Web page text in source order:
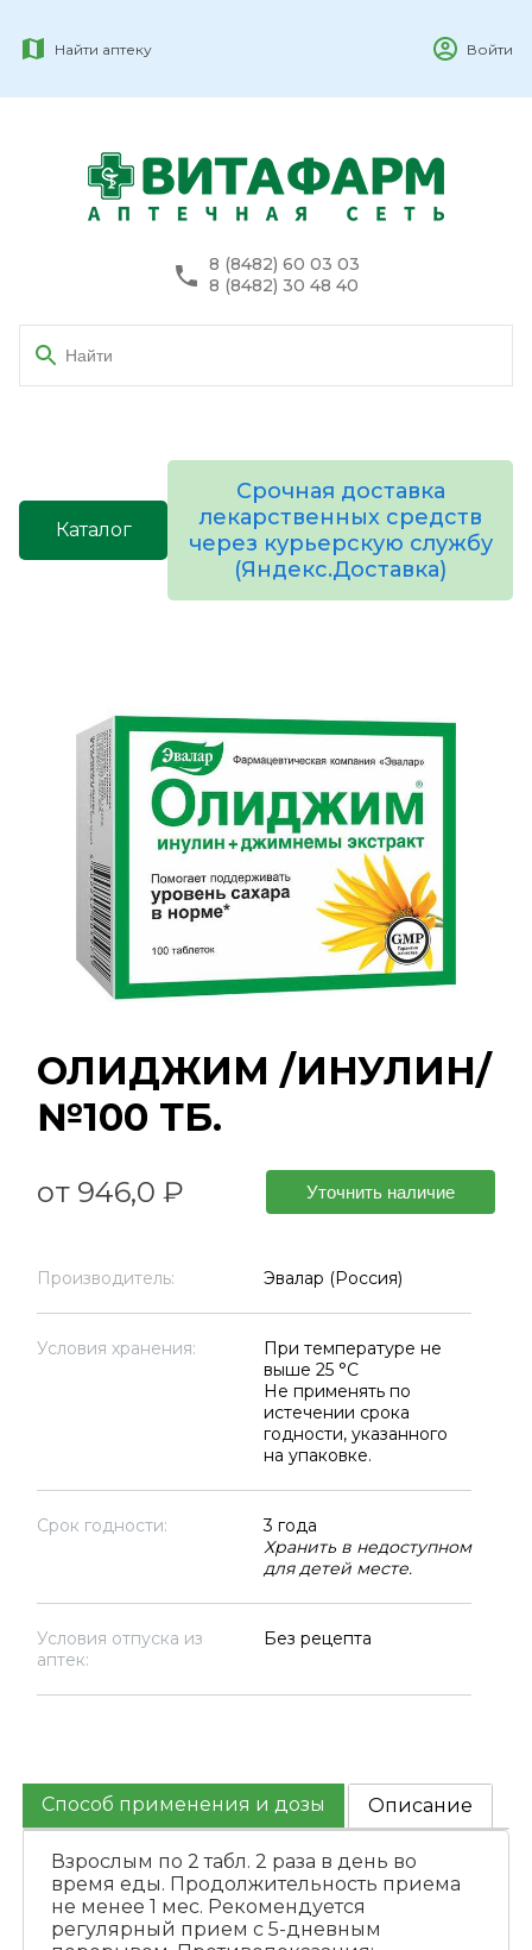
Найти аптеку Войти
8 (8482) 60 03 03
8 (8482) 30 48 40
Каталог
Срочная доставка
лекарственных средств
через курьерскую службу
(Яндекс.Доставка)
ОЛИДЖИМ /ИНУЛИН/
№100 ТБ.
от 946,0 ₽ Уточнить наличие
Производитель: Эвалар (Россия)
Условия хранения:
При температуре не
выше 25 °C
Не применять по
истечении срока
годности, указанного
на упаковке.
Срок годности:
3 года
Хранить в недоступном
для детей месте.
Условия отпуска из
аптек:
Без рецепта
Способ применения и дозы Описание
Взрослым по 2 табл. 2 раза в день во
время еды. Продолжительность приема
не менее 1 мес. Рекомендуется
регулярный прием с 5-дневным